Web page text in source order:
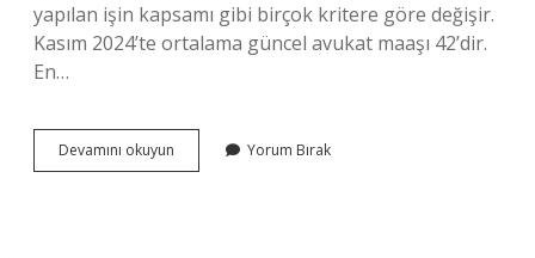
yapılan işin kapsamı gibi birçok kritere göre değişir.
Kasım 2024’te ortalama güncel avukat maaşı 42’dir.
En…
Devamını okuyun
Için
Yorum Bırak